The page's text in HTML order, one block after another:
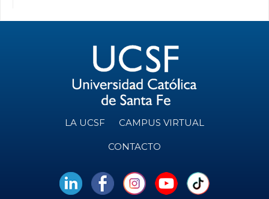
LA UCSF CAMPUS VIRTUAL
CONTACTO